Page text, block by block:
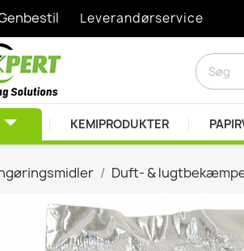
Leverandørservice
Diverse
KEMIPRODUKTER
Duft- &